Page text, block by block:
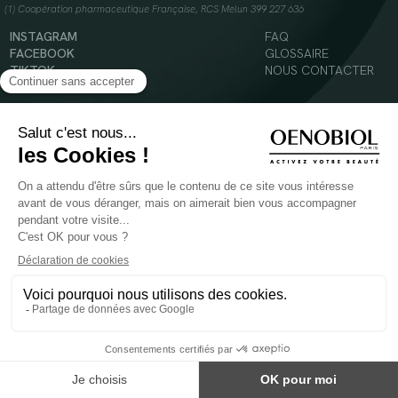
(1) Coopération pharmaceutique Française, RCS Melun 399 227 636
INSTAGRAM
FACEBOOK
TIKTOK
YOUTUBE
FAQ
GLOSSAIRE
NOUS CONTACTER
© 2024 Oenobiol Paris
Mentions légales
Politique en matière de cookies
POUR VOTRE SANTÉ, MANGEZ AU MOINS CINQ FRUITS ET LÉGUMES PAR JOUR -
Les complément alimentaires doivent être utilisés dans le cadre d'un mode de vie sain et
ne pas être utilisés comme substituts d'un régimes alimentaire varié et équilibré.